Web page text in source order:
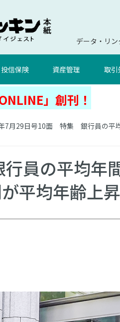
データ・リン
投信保険 資産管理 取引
」創刊！
7月29日号10面 特集 銀行員の平
員の平均年
平均年齢上昇